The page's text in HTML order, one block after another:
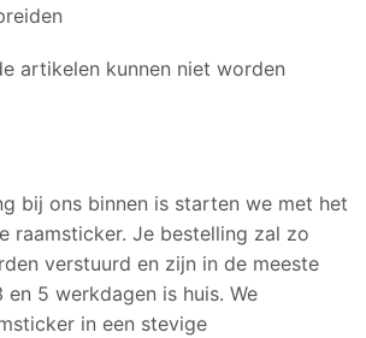
artikelen kunnen niet worden
bij ons binnen is starten we met het
raamsticker. Je bestelling zal zo
verstuurd en zijn in de meeste
en 5 werkdagen is huis. We
in een stevige